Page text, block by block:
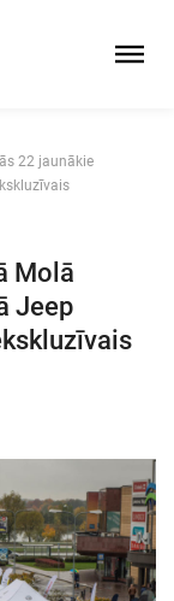
22 jaunākie
Molā
Jeep